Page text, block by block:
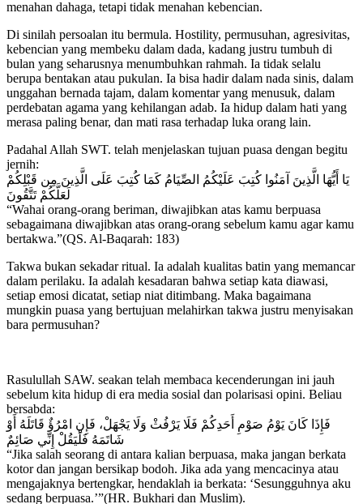
menahan dahaga, tetapi tidak menahan kebencian.
Di sinilah persoalan itu bermula. Hostility, permusuhan, agresivitas,
kebencian yang membeku dalam dada, kadang justru tumbuh di
bulan yang seharusnya menumbuhkan rahmah. Ia tidak selalu
berupa bentakan atau pukulan. Ia bisa hadir dalam nada sinis, dalam
unggahan bernada tajam, dalam komentar yang menusuk, dalam
perdebatan agama yang kehilangan adab. Ia hidup dalam hati yang
merasa paling benar, dan mati rasa terhadap luka orang lain.
Padahal Allah SWT. telah menjelaskan tujuan puasa dengan begitu
jernih:
يَا أَيُّهَا الَّذِينَ آمَنُوا كُتِبَ عَلَيْكُمُ الصِّيَامُ كَمَا كُتِبَ عَلَى الَّذِينَ مِن قَبْلِكُمْ
لَعَلَّكُمْ تَتَّقُونَ
“Wahai orang-orang beriman, diwajibkan atas kamu berpuasa
sebagaimana diwajibkan atas orang-orang sebelum kamu agar kamu
bertakwa.”(QS. Al-Baqarah: 183)
Takwa bukan sekadar ritual. Ia adalah kualitas batin yang memancar
dalam perilaku. Ia adalah kesadaran bahwa setiap kata diawasi,
setiap emosi dicatat, setiap niat ditimbang. Maka bagaimana
mungkin puasa yang bertujuan melahirkan takwa justru menyisakan
bara permusuhan?
Rasulullah SAW. seakan telah membaca kecenderungan ini jauh
sebelum kita hidup di era media sosial dan polarisasi opini. Beliau
bersabda:
فَإِذَا كَانَ يَوْمُ صَوْمِ أَحَدِكُمْ فَلَا يَرْفُثْ وَلَا يَجْهَلْ، فَإِنِ امْرُؤٌ قَاتَلَهُ أَوْ
شَاتَمَهُ فَلْيَقُلْ إِنِّي صَائِمٌ
“Jika salah seorang di antara kalian berpuasa, maka jangan berkata
kotor dan jangan bersikap bodoh. Jika ada yang mencacinya atau
mengajaknya bertengkar, hendaklah ia berkata: ‘Sesungguhnya aku
sedang berpuasa.’”(HR. Bukhari dan Muslim).